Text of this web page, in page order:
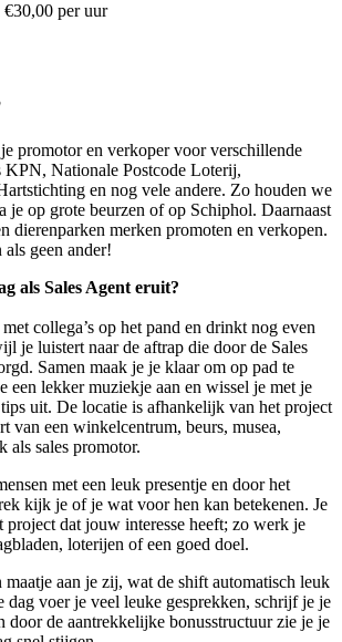
€30,00 per uur
promotor en verkoper voor verschillende
KPN, Nationale Postcode Loterij,
en nog vele andere. Zo houden we
je op grote beurzen of op Schiphol. Daarnaast
dierenparken merken promoten en verkopen.
geen ander!
als Sales Agent eruit?
collega’s op het pand en drinkt nog even
je luistert naar de aftrap die door de Sales
Samen maak je je klaar om op pad te
een lekker muziekje aan en wissel je met je
uit. De locatie is afhankelijk van het project
van een winkelcentrum, beurs, musea,
als sales promotor.
met een leuk presentje en door het
kijk je of je wat voor hen kan betekenen. Je
project dat jouw interesse heeft; zo werk je
loterijen of een goed doel.
maatje aan je zij, wat de shift automatisch leuk
dag voer je veel leuke gesprekken, schrijf je je
door de aantrekkelijke bonusstructuur zie je je